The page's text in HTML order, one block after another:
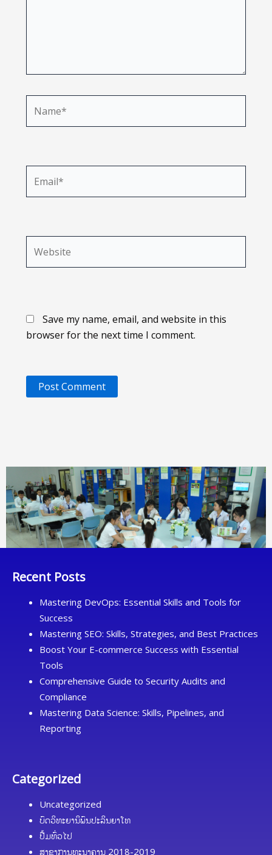
Save my name, email, and website in this
browser for the next time I comment.
Recent Posts
Mastering DevOps: Essential Skills and Tools for
Success
Mastering SEO: Skills, Strategies, and Best Practices
Boost Your E-commerce Success with Essential
Tools
Comprehensive Guide to Security Audits and
Compliance
Mastering Data Science: Skills, Pipelines, and
Reporting
Categorized
Uncategorized
ບົດວິທະຍານິພົນປະລິນຍາໂທ
ປື້ມທົ່ວໄປ
ສາຂາການທະນາຄານ 2018-2019